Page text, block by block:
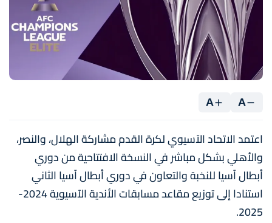
A
A
اعتمد الاتحاد الآسيوي لكرة القدم مشاركة الهلال، والنصر،
والأهلي بشكل مباشر في النسخة الافتتاحية من دوري
أبطال آسيا للنخبة والتعاون في دوري أبطال آسيا الثاني
استنادا إلى توزيع مقاعد مسابقات الأندية الآسيوية 2024-
2025.